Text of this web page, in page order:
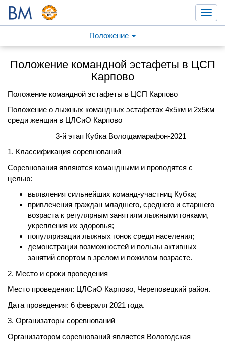
Положение
Положение командной эстафеты в ЦСП
Карпово
Положение командной эстафеты в ЦСП Карпово
Положение о лыжных командных эстафетах 4х5км и 2х5км
среди женщин в ЦЛСиО Карпово
3-й этап Кубка Вологдамарафон-2021
1. Классификация соревнований
Соревнования являются командными и проводятся с
целью:
выявления сильнейших команд-участниц Кубка;
привлечения граждан младшего, среднего и старшего
возраста к регулярным занятиям лыжными гонками,
укрепления их здоровья;
популяризации лыжных гонок среди населения;
демонстрации возможностей и пользы активных
занятий спортом в зрелом и пожилом возрасте.
2. Место и сроки проведения
Место проведения: ЦЛСиО Карпово, Череповецкий район.
Дата проведения: 6 февраля 2021 года.
3. Организаторы соревнований
Организатором соревнований является Вологодская